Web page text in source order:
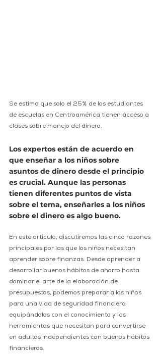
Se estima que solo el 25% de los estudiantes
de escuelas en Centroamérica tienen acceso a
clases sobre manejo del dinero.
Los expertos están de acuerdo en
que enseñar a los niños sobre
asuntos de dinero desde el principio
es crucial. Aunque las personas
tienen diferentes puntos de vista
sobre el tema, enseñarles a los niños
sobre el dinero es algo bueno.
En este artículo, discutiremos las cinco razones
principales por las que los niños necesitan
aprender sobre finanzas. Desde aprender a
desarrollar buenos hábitos de ahorro hasta
dominar el arte de la elaboración de
presupuestos, podemos preparar a los niños
para una vida de seguridad financiera
equipándolos con el conocimiento y las
herramientas que necesitan para convertirse
en adultos independientes con buenos hábitos
financieros.